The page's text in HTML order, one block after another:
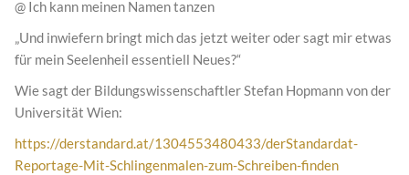
@ Ich kann meinen Namen tanzen
„Und inwiefern bringt mich das jetzt weiter oder sagt mir etwas
für mein Seelenheil essentiell Neues?“
Wie sagt der Bildungswissenschaftler Stefan Hopmann von der
Universität Wien:
https://derstandard.at/1304553480433/derStandardat-
Reportage-Mit-Schlingenmalen-zum-Schreiben-finden